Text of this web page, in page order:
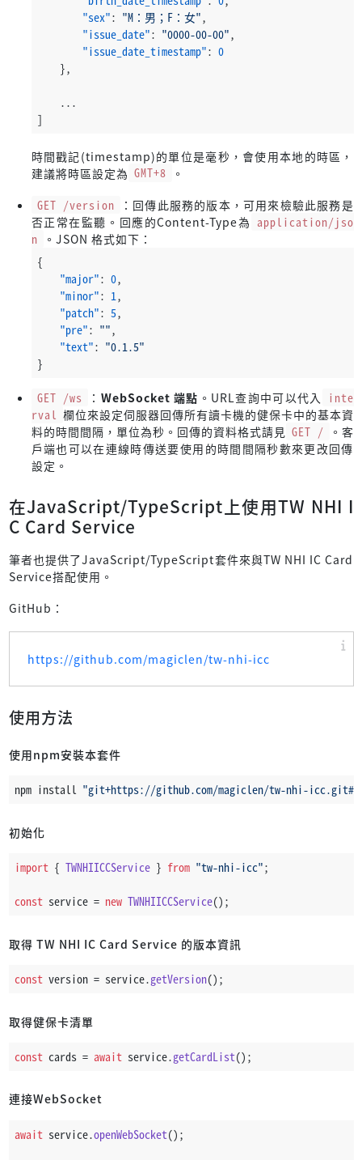
"sex": "M：男；F：女",
"issue_date": "0000-00-00",
"issue_date_timestamp": 0
},
    ...
]
時間戳記(timestamp)的單位是毫秒，會使用本地的時區，
建議將時區設定為 GMT+8
。
GET /version
：回傳此服務的版本，可用來檢驗此服務是
否正常在監聽。回應的Content-Type為 application/jso
n
。JSON 格式如下：
{
"major": 0,
"minor": 1,
"patch": 5,
"pre": "",
"text": "0.1.5"
}
GET /ws ： WebSocket 端點 。URL查詢中可以代入
inte
rval 欄位來設定伺服器回傳所有讀卡機的健保卡中的基本資
料的時間間隔，單位為秒。回傳的資料格式請見 GET /
。客
戶端也可以在連線時傳送要使用的時間間隔秒數來更改回傳
設定。
在JavaScript/TypeScript上使用TW NHI I
C Card Service
筆者也提供了JavaScript/TypeScript套件來與TW NHI IC Card
Service搭配使用。
GitHub：
https://github.com/magiclen/tw-nhi-icc
使用方法
使用npm安裝本套件
npm install "git+https://github.com/magiclen/tw-nhi-
初始化
import { TWNHIICCService } from "tw-nhi-icc";
const service = new TWNHIICCService();
取得 TW NHI IC Card Service 的版本資訊
const version = service.getVersion();
取得健保卡清單
const cards = await service.getCardList();
連接WebSocket
await service.openWebSocket();